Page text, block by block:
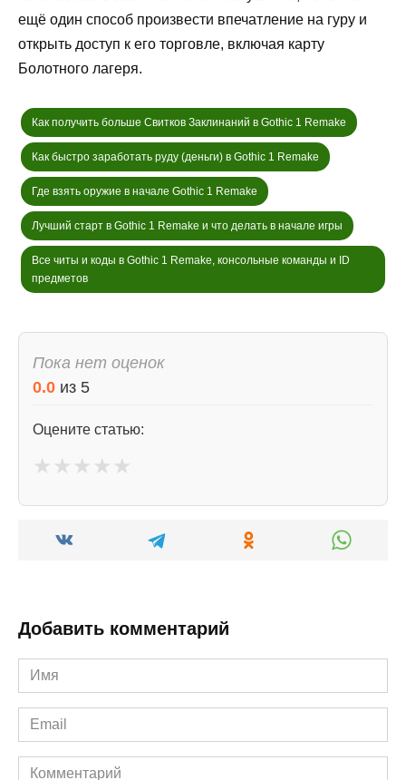
ещё один способ произвести впечатление на гуру и
открыть доступ к его торговле, включая карту
Болотного лагеря.
Как получить больше Свитков Заклинаний в Gothic 1 Remake
Как быстро заработать руду (деньги) в Gothic 1 Remake
Где взять оружие в начале Gothic 1 Remake
Лучший старт в Gothic 1 Remake и что делать в начале игры
Все читы и коды в Gothic 1 Remake, консольные команды и ID
предметов
Пока нет оценок
0.0 из 5
Оцените статью:
★ ★ ★ ★ ★
Добавить комментарий
Имя
*
Email
*
Комментарий